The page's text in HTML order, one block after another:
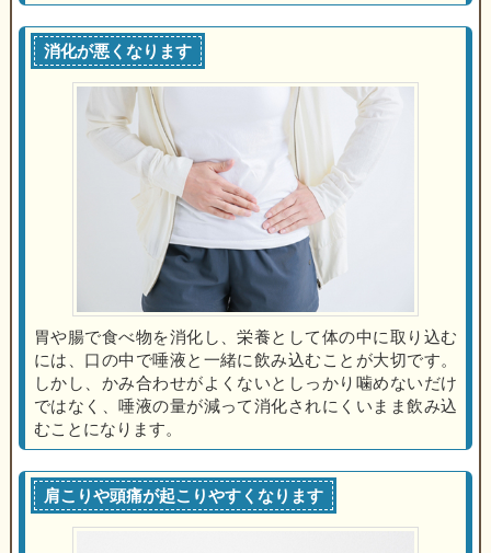
消化が悪くなります
胃や腸で食べ物を消化し、栄養として体の中に取り込む
には、口の中で唾液と一緒に飲み込むことが大切です。
しかし、かみ合わせがよくないとしっかり噛めないだけ
ではなく、唾液の量が減って消化されにくいまま飲み込
むことになります。
肩こりや頭痛が起こりやすくなります